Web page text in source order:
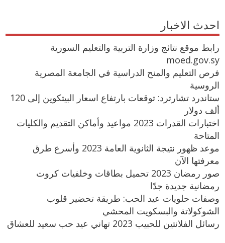
احدث الاخبار
رابط موقع نتائج وزارة التربية والتعليم السورية
moed.gov.sy
فرص التعليم والمنح الدراسية في الجامعة المصرية
الروسية
ستاندرد تشارترد: توقعات بارتفاع اسعار البيتكوين إلى 120
ألف دولار
اختبارات القدرات 2023 مواعيد وأماكن التقديم والكليات
المتاحة
موعد ظهور نتيجة الثانوية العامة 2023 وأسرع طرق
معرفتها الآن
صور رمضان 2023 تحميل بطاقات وخلفيات كروت
رمضانية جديدة جدًا
وصفات حلويات عيد الحب: طريقة تحضير قلوب
الشوكولاتة والبسكويت المحشي
رسائل الفلانتين للحبيب 2023 تهاني عيد حب سعيد للعشاق